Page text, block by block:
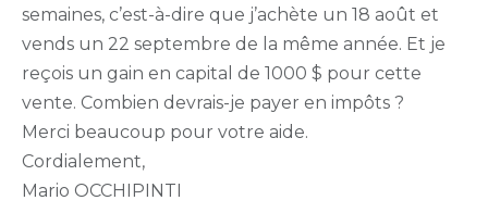
semaines, c’est-à-dire que j’achète un 18 août et
vends un 22 septembre de la même année. Et je
reçois un gain en capital de 1000 $ pour cette
vente. Combien devrais-je payer en impôts ?
Merci beaucoup pour votre aide.
Cordialement,
Mario OCCHIPINTI